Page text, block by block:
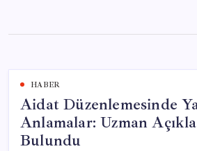
content
HABER
Aidat Düzenlemesinde
Anlamalar: Uzman
Bulundu